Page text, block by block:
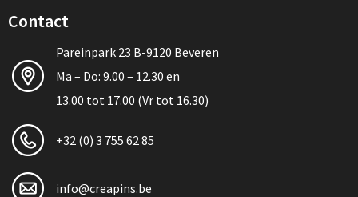
Contact
Pareinpark 23 B-9120 Beveren
Ma – Do: 9.00 – 12.30 en
13.00 tot 17.00 (Vr tot 16.30)
+32 (0) 3 755 62 85
info@creapins.be